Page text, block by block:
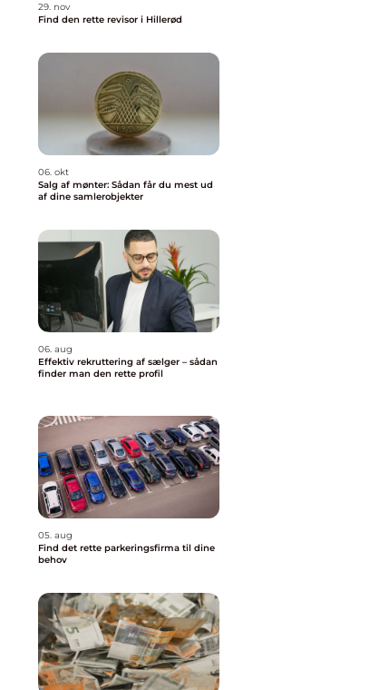
29. nov
Find den rette revisor i Hillerød
06. okt
Salg af mønter: Sådan får du mest ud
af dine samlerobjekter
06. aug
Effektiv rekruttering af sælger – sådan
finder man den rette profil
05. aug
Find det rette parkeringsfirma til dine
behov